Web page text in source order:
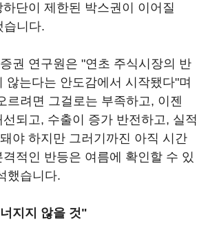
단이 제한된 박스권이 이어질
습니다.
권 연구원은 "연초 주식시장의 반
않는다는 안도감에서 시작됐다"며
르려면 그걸로는 부족하고, 이젠
되고, 수출이 증가 반전하고, 실적
야 하지만 그러기까진 아직 시간
적인 반등은 여름에 확인할 수 있
했습니다.
지지 않을 것"